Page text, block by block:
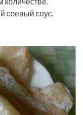
соевый соус.